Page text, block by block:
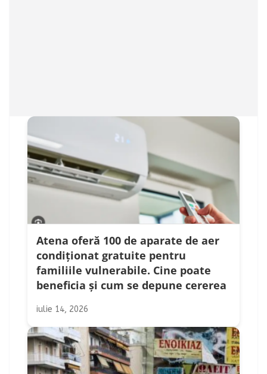
Atena oferă 100 de aparate de aer
condiționat gratuite pentru
familiile vulnerabile. Cine poate
beneficia și cum se depune cererea
iulie 14, 2026